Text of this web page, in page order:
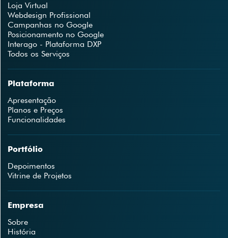
Loja Virtual
Webdesign Profissional
Campanhas no Google
Posicionamento no Google
Interago - Plataforma DXP
Todos os Serviços
Plataforma
Apresentação
Planos e Preços
Funcionalidades
Portfólio
Depoimentos
Vitrine de Projetos
Empresa
Sobre
História